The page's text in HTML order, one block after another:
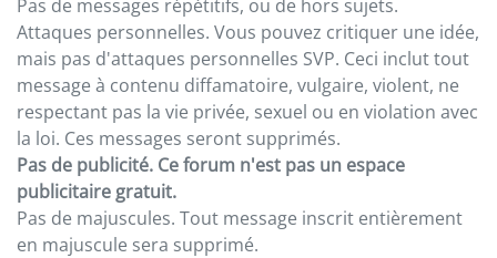
Pas de messages répétitifs, ou de hors sujets.
Attaques personnelles. Vous pouvez critiquer une idée,
mais pas d'attaques personnelles SVP. Ceci inclut tout
message à contenu diffamatoire, vulgaire, violent, ne
respectant pas la vie privée, sexuel ou en violation avec
la loi. Ces messages seront supprimés.
Pas de publicité. Ce forum n'est pas un espace
publicitaire gratuit.
Pas de majuscules. Tout message inscrit entièrement
en majuscule sera supprimé.